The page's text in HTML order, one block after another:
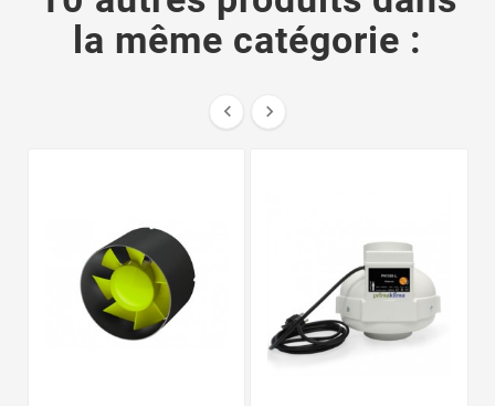
la même catégorie :
 